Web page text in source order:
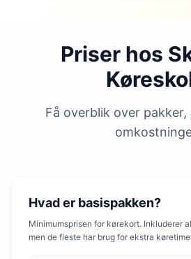
Priser hos
Få overblik over
Hvad er basispakken?
Minimumsprisen for kørekort. Inkluderer
men de fleste har brug for ekstra